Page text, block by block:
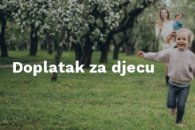
za
mirovinsko
osiguranje
Doplatak za djecu